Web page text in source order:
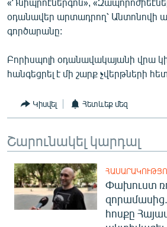
օդանավեր արտադրող՝ Անտոնովի
գործարանը:
Բորիսպոլի օդանավակայանի վրա
հանգեցրել է մի շարք չվերթների
Կիսվել Հետևեք մեզ
Շարունակել կարդալ
Փախուստ
զորամասից.
հոսքը